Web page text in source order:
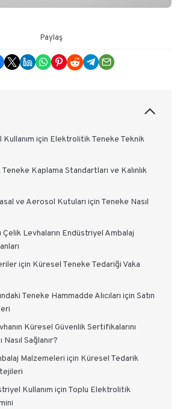
Paylaş
Kullanım için Elektrolitik Teneke Teknik
Kaplama Standartları ve Kalınlık
ve Aerosol Kutuları için Teneke Nasıl
Çelik Levhaların Endüstriyel Ambalaj
için Küresel Teneke Tedariği Vaka
Teneke Hammadde Alıcıları için Satın
Küresel Güvenlik Sertifikalarını
Nasıl Sağlanır?
Malzemeleri için Küresel Tedarik
Kullanım için Toplu Elektrolitik